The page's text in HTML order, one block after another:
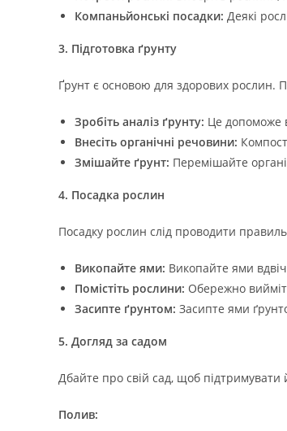
Компаньйонські посадки: Деякі
3. Підготовка ґрунту
Ґрунт є основою для здорових рослин.
Зробіть аналіз ґрунту: Це допоможе
Внесіть органічні речовини:
Змішайте ґрунт: Перемішайте
4. Посадка рослин
Посадку рослин слід проводити
Викопайте ями: Викопайте ями
Помістіть рослини: Обережно
Засипте ґрунтом: Засипте ями
5. Догляд за садом
Дбайте про свій сад, щоб підтримувати
Полив: